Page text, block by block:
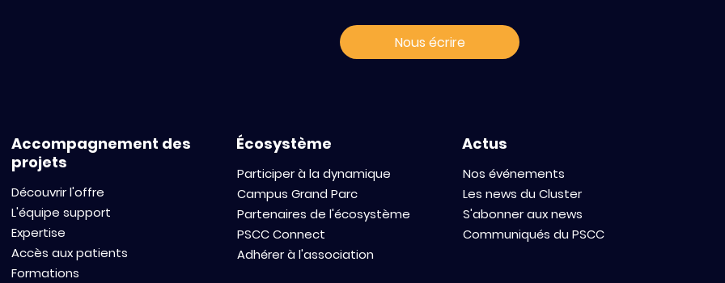
Nous écrire
Accompagnement des
projets
Découvrir l'offre
L'équipe support
Expertise
Accès aux patients
Formations
Écosystème
Participer à la dynamique
Campus Grand Parc
Partenaires de l'écosystème
PSCC Connect
Adhérer à l'association
Actus
Nos événements
Les news du Cluster
S'abonner aux news
Communiqués du PSCC